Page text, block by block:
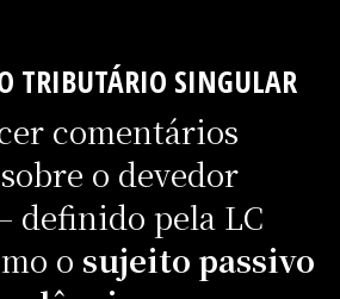
TRIBUTÁRIO SINGULAR
comentários
o devedor
definido pela LC
o sujeito passivo